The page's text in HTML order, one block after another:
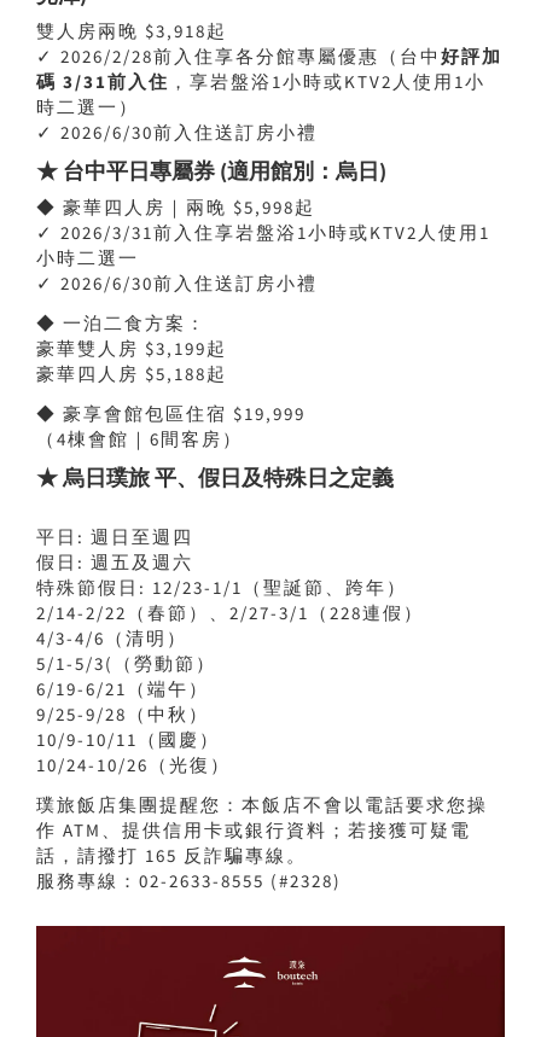
雙人房兩晚 $3,918起
✓ 2026/2/28前入住享各分館專屬優惠（台中 好評加
碼 3/31前入住 ，享岩盤浴1小時或KTV2人使用1小
時二選一）
✓ 2026/6/30前入住送訂房小禮
★ 台中平日專屬券 (適用館別：烏日)
◆ 豪華四人房｜兩晚 $5,998起
✓ 2026/3/31前入住享岩盤浴1小時或KTV2人使用1
小時二選一
✓ 2026/6/30前入住送訂房小禮
◆ 一泊二食方案：
豪華雙人房 $3,199起
豪華四人房 $5,188起
◆ 豪享會館包區住宿 $19,999
（4棟會館｜6間客房）
★ 烏日璞旅 平、假日及特殊日之定義
平日: 週日至週四
假日: 週五及週六
特殊節假日: 12/23-1/1（聖誕節、跨年）
2/14-2/22（春節）、2/27-3/1（228連假）
4/3-4/6（清明）
5/1-5/3(（勞動節）
6/19-6/21（端午）
9/25-9/28（中秋）
10/9-10/11（國慶）
10/24-10/26（光復）
璞旅飯店集團提醒您：本飯店不會以電話要求您操
作 ATM、提供信用卡或銀行資料；若接獲可疑電
話，請撥打 165 反詐騙專線。
服務專線：02-2633-8555 (#2328)